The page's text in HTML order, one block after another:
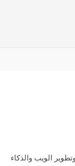
الويب والذكاء